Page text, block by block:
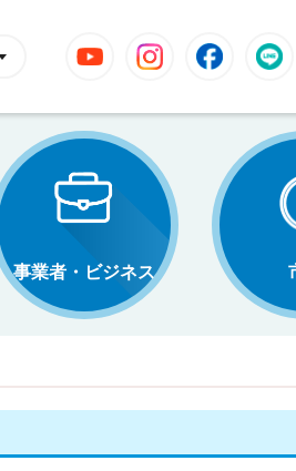
YouTube Instagram
事業者・ビジネス